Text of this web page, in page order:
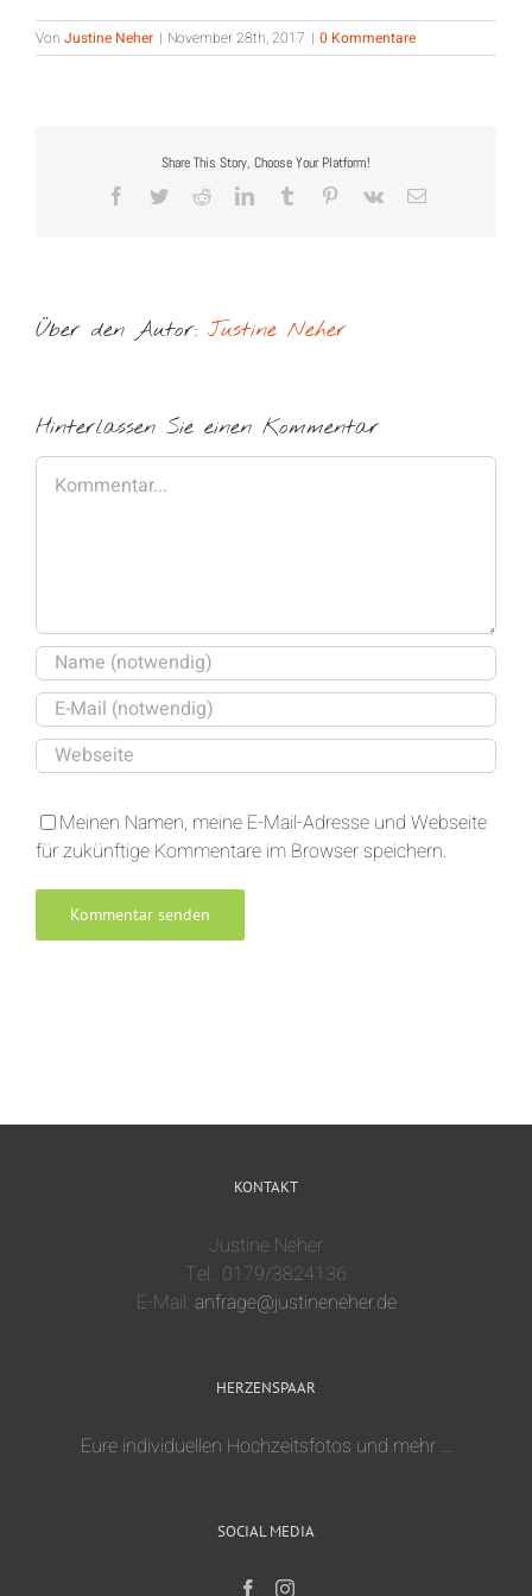
Von Justine Neher | November 28th, 2017 | 0 Kommentare
Share This Story, Choose Your Platform!
Facebook
TwitterRedditLinkedInTumblr Pinterest
Vk
E-
Über den Autor: Justine Neher
Hinterlassen Sie einen Kommentar
Kommentar
Meinen Namen, meine E-Mail-Adresse und Webseite
für zukünftige Kommentare im Browser speichern.
KONTAKT
Justine Neher
Tel.: 0179/3824136
E-Mail: anfrage@justineneher.de
HERZENSPAAR
Eure individuellen Hochzeitsfotos und mehr …
SOCIAL MEDIA